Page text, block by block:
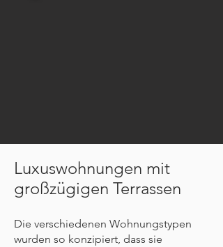
Luxuswohnungen mit
großzügigen Terrassen
Die verschiedenen Wohnungs­typen
wurden so konzipiert, dass sie